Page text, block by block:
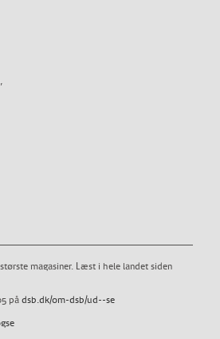
,
magasiner. Læst i hele landet siden
på dsb.dk/om-dsb/ud--se